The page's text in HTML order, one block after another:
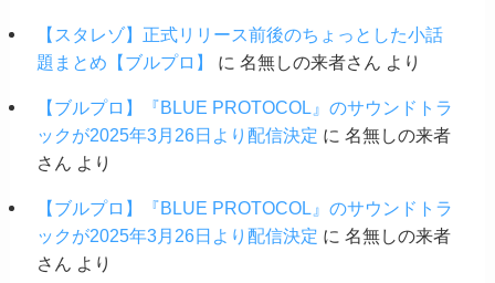
【スタレゾ】正式リリース前後のちょっとした小話
題まとめ【ブルプロ】
に 名無しの来者さん より
【ブルプロ】『BLUE PROTOCOL』のサウンドトラ
ックが2025年3月26日より配信決定 に 名無しの来者
さん
より
【ブルプロ】『BLUE PROTOCOL』のサウンドトラ
ックが2025年3月26日より配信決定 に 名無しの来者
さん
より